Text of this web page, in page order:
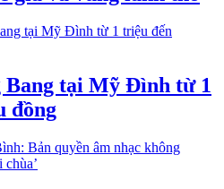
Bang tại Mỹ Đình từ 1
đồng